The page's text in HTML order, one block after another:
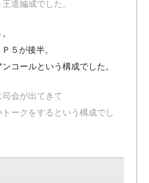
道編成でした。
５が後半。
コールという構成でした。
会が出てきて
ークをするという構成でし